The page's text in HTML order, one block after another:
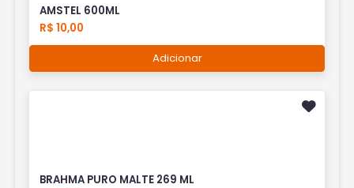
AMSTEL 600ML
R$ 10,00
Adicionar
BRAHMA PURO MALTE 269 ML